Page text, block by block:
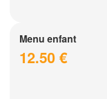
Menu enfant
12.50 €